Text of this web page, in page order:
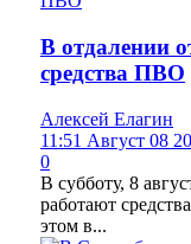
В отдалении
средства ПВО
Алексей Елагин
11:51 Август 08
0
В субботу, 8
работают
этом в...